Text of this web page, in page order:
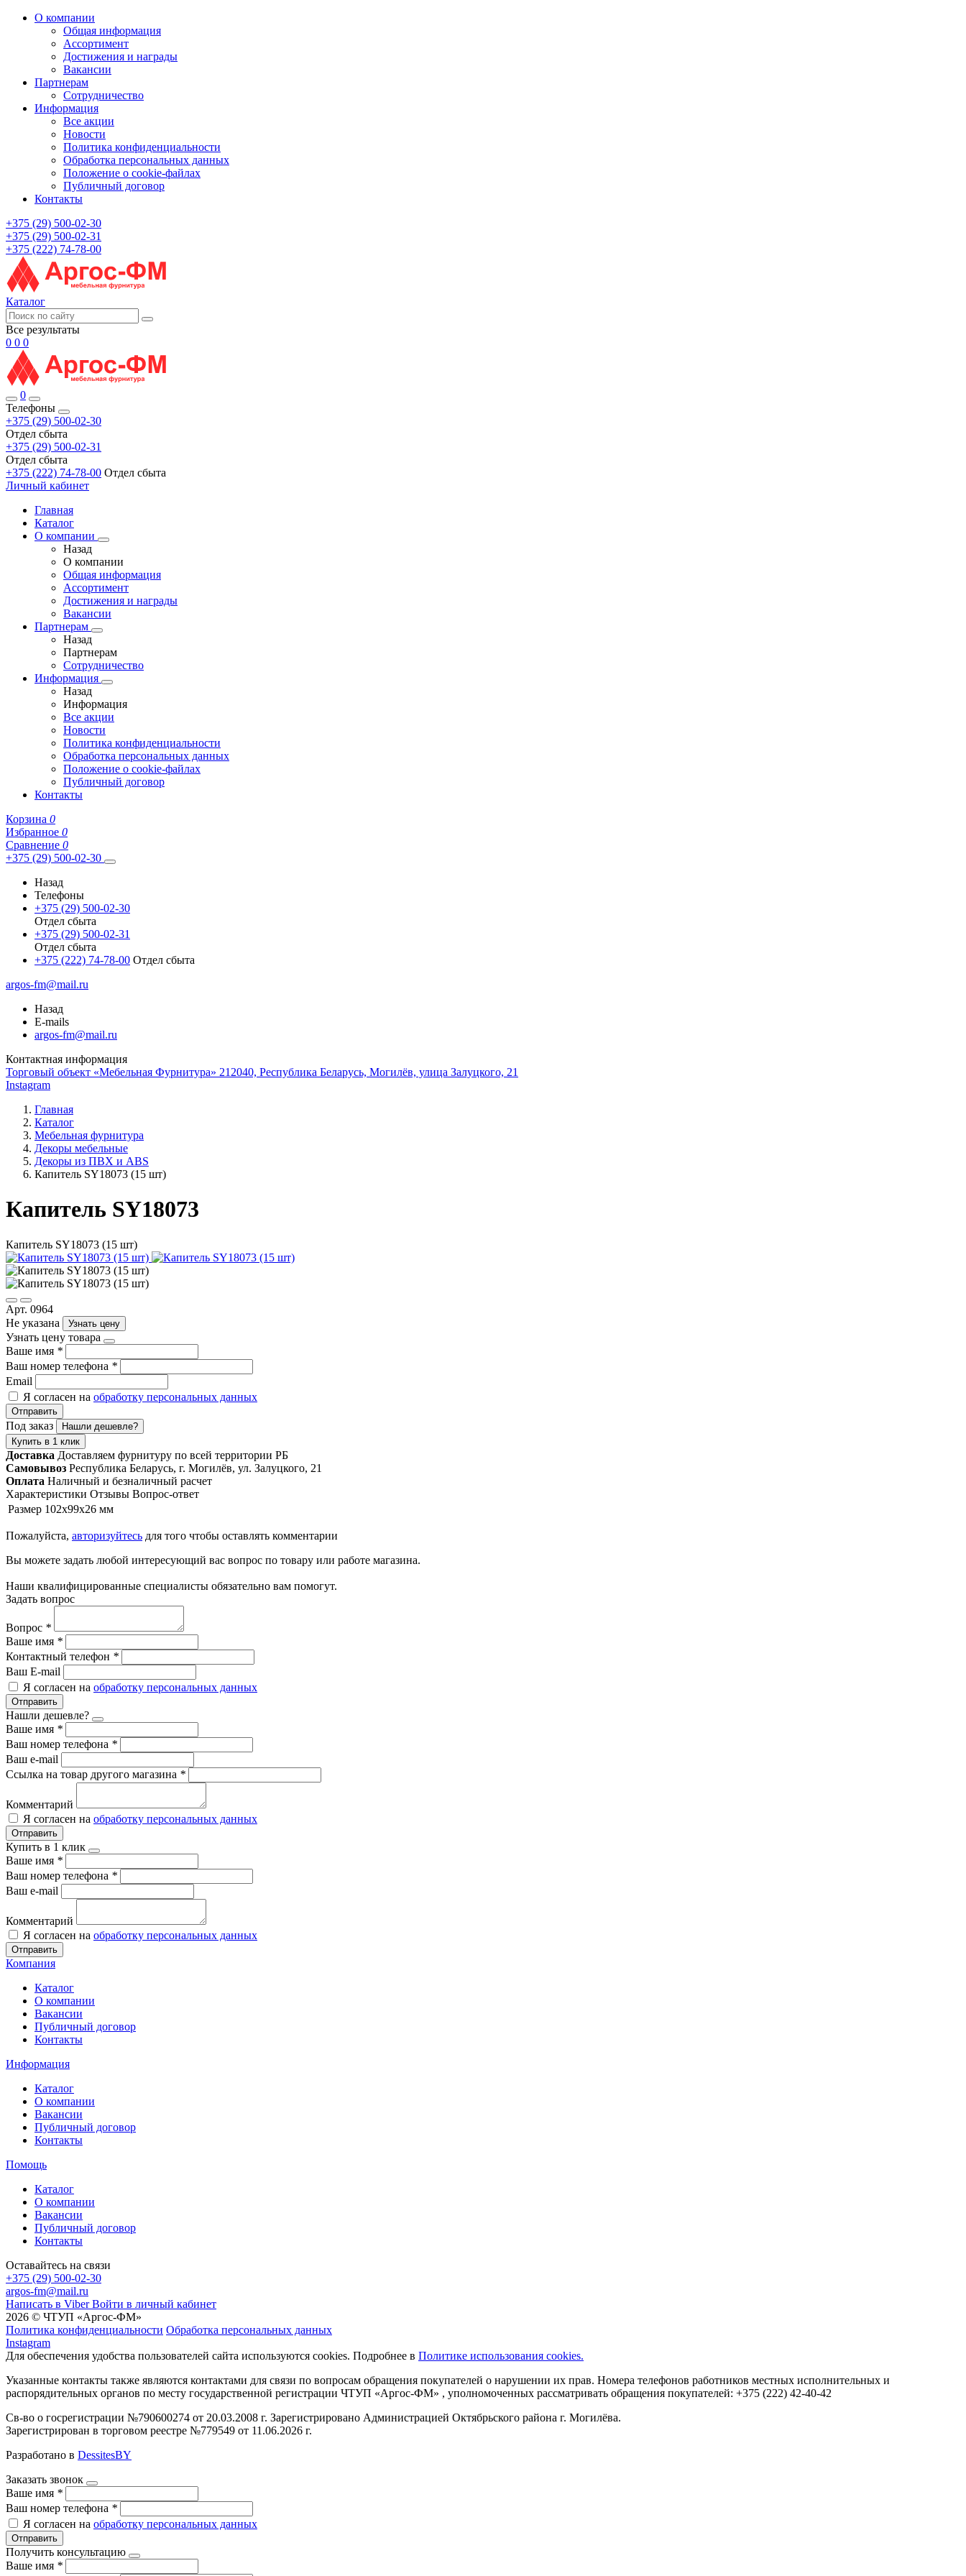
О компании
Общая информация
Ассортимент
Достижения и награды
Вакансии
Партнерам
Сотрудничество
Информация
Все акции
Новости
Политика конфиденциальности
Обработка персональных данных
Положение о cookie-файлах
Публичный договор
Контакты
+375 (29) 500-02-30
+375 (29) 500-02-31
+375 (222) 74-78-00
Каталог
Все результаты
0 0 0
0
Телефоны
+375 (29) 500-02-30
Отдел сбыта
+375 (29) 500-02-31
Отдел сбыта
+375 (222) 74-78-00 Отдел сбыта
Личный кабинет
Главная
Каталог
О компании
Назад
О компании
Общая информация
Ассортимент
Достижения и награды
Вакансии
Партнерам
Назад
Партнерам
Сотрудничество
Информация
Назад
Информация
Все акции
Новости
Политика конфиденциальности
Обработка персональных данных
Положение о cookie-файлах
Публичный договор
Контакты
Корзина 0
Избранное 0
Сравнение 0
+375 (29) 500-02-30
Назад
Телефоны
+375 (29) 500-02-30
Отдел сбыта
+375 (29) 500-02-31
Отдел сбыта
+375 (222) 74-78-00 Отдел сбыта
argos-fm@mail.ru
Назад
E-mails
argos-fm@mail.ru
Контактная информация
Торговый объект «Мебельная Фурнитура» 212040, Республика Беларусь, Могилёв, улица Залуцкого, 21
Instagram
Главная
Каталог
Мебельная фурнитура
Декоры мебельные
Декоры из ПВХ и ABS
Капитель SY18073 (15 шт)
Капитель SY18073
Капитель SY18073 (15 шт)
Арт. 0964
Не указана
Узнать цену
Узнать цену товара
Ваше имя *
Ваш номер телефона *
Email
Я согласен на обработку персональных данных
Отправить
Под заказ
Нашли дешевле?
Купить в 1 клик
Доставка Доставляем фурнитуру по всей территории РБ
Самовывоз Республика Беларусь, г. Могилёв, ул. Залуцкого, 21
Оплата Наличный и безналичный расчет
Характеристики Отзывы Вопрос-ответ
Размер 102х99х26 мм
Пожалуйста, авторизуйтесь для того чтобы оставлять комментарии
Вы можете задать любой интересующий вас вопрос по товару или работе магазина.
Наши квалифицированные специалисты обязательно вам помогут.
Задать вопрос
Вопрос *
Ваше имя *
Контактный телефон *
Ваш E-mail
Я согласен на обработку персональных данных
Отправить
Нашли дешевле?
Ваше имя *
Ваш номер телефона *
Ваш e-mail
Ссылка на товар другого магазина *
Комментарий
Я согласен на обработку персональных данных
Отправить
Купить в 1 клик
Ваше имя *
Ваш номер телефона *
Ваш e-mail
Комментарий
Я согласен на обработку персональных данных
Отправить
Компания
Каталог
О компании
Вакансии
Публичный договор
Контакты
Информация
Каталог
О компании
Вакансии
Публичный договор
Контакты
Помощь
Каталог
О компании
Вакансии
Публичный договор
Контакты
Оставайтесь на связи
+375 (29) 500-02-30
argos-fm@mail.ru
Написать в Viber Войти в личный кабинет
2026 © ЧТУП «Аргос-ФМ»
Политика конфиденциальности Обработка персональных данных
Instagram
Для обеспечения удобства пользователей сайта используются cookies. Подробнее в Политике использования cookies.
Указанные контакты также являются контактами для связи по вопросам обращения покупателей о нарушении их прав. Номера телефонов работников местных исполнительных и
распорядительных органов по месту государственной регистрации ЧТУП «Аргос-ФМ» , уполномоченных рассматривать обращения покупателей: +375 (222) 42-40-42
Св-во о госрегистрации №790600274 от 20.03.2008 г. Зарегистрировано Администрацией Октябрьского района г. Могилёва.
Зарегистрирован в торговом реестре №779549 от 11.06.2026 г.
Разработано в DessitesBY
Заказать звонок
Ваше имя *
Ваш номер телефона *
Я согласен на обработку персональных данных
Отправить
Получить консультацию
Ваше имя *